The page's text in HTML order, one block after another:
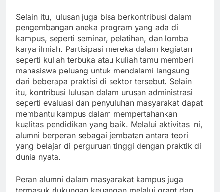
Selain itu, lulusan juga bisa berkontribusi dalam
pengembangan aneka program yang ada di
kampus, seperti seminar, pelatihan, dan lomba
karya ilmiah. Partisipasi mereka dalam kegiatan
seperti kuliah terbuka atau kuliah tamu memberi
mahasiswa peluang untuk mendalami langsung
dari beberapa praktisi di sektor tersebut. Selain
itu, kontribusi lulusan dalam urusan administrasi
seperti evaluasi dan penyuluhan masyarakat dapat
membantu kampus dalam mempertahankan
kualitas pendidikan yang baik. Melalui aktivitas ini,
alumni berperan sebagai jembatan antara teori
yang belajar di perguruan tinggi dengan praktik di
dunia nyata.
Peran alumni dalam masyarakat kampus juga